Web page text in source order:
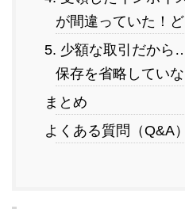
が間違っていた！
5. 少額な取引だから
保存を省略していな
まとめ
よくある質問（Q&A）